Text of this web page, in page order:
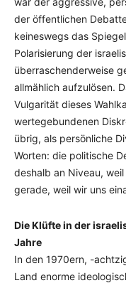
der öffentlichen
keineswegs das
Polarisierung der
überraschenderweise
allmählich aufzulösen.
Vulgarität dieses
wertegebundenen
übrig, als persönliche
Worten: die politische
deshalb an Niveau,
gerade, weil wir uns
Die Klüfte in der
Jahre
In den 1970ern, -
Land enorme